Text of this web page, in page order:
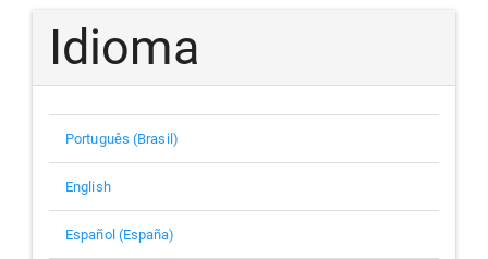
Idioma
Português (Brasil)
English
Español (España)